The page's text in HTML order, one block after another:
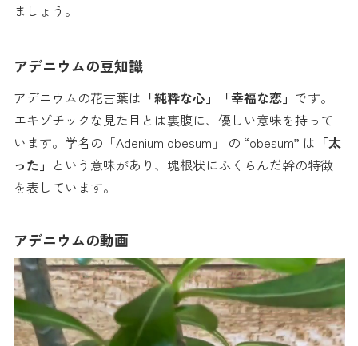
ましょう。
アデニウムの豆知識
アデニウムの花言葉は 「純粋な心」「幸福な恋」 です。
エキゾチックな見た目とは裏腹に、優しい意味を持って
います。学名の「Adenium obesum」 の “obesum” は 「太
った」 という意味があり、塊根状にふくらんだ幹の特徴
を表しています。
アデニウムの動画